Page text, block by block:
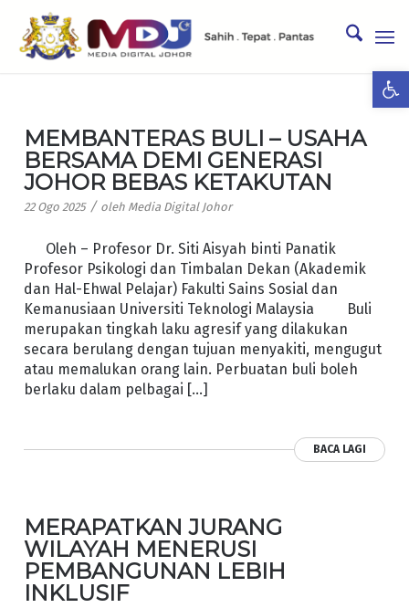
MEMBANTERAS BULI – USAHA
BERSAMA DEMI GENERASI
JOHOR BEBAS KETAKUTAN
22 Ogo 2025 / oleh Media Digital Johor
Oleh – Profesor Dr. Siti Aisyah binti Panatik
Profesor Psikologi dan Timbalan Dekan (Akademik
dan Hal-Ehwal Pelajar) Fakulti Sains Sosial dan
Kemanusiaan Universiti Teknologi Malaysia Buli
merupakan tingkah laku agresif yang dilakukan
secara berulang dengan tujuan menyakiti, mengugut
atau memalukan orang lain. Perbuatan buli boleh
berlaku dalam pelbagai […]
BACA LAGI
MERAPATKAN JURANG
WILAYAH MENERUSI
PEMBANGUNAN LEBIH
INKLUSIF